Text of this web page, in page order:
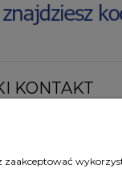
KONTAKT